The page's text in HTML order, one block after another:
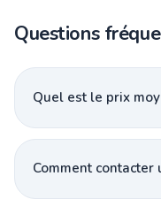
Questions
Quel est le prix
Comment contacter